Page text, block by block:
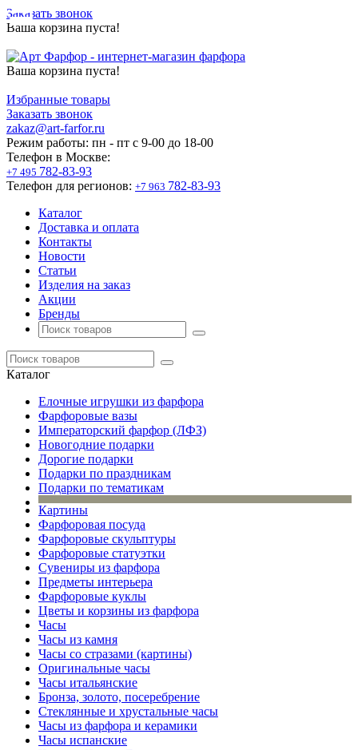
Заказать звонок
Ваша корзина пуста!
Ваша корзина пуста!
Избранные товары
Заказать звонок
zakaz@art-farfor.ru
Режим работы: пн - пт c 9-00 до 18-00
Телефон в Москве:
+7 495 782-83-93
Телефон для регионов: +7 963 782-83-93
Каталог
Доставка и оплата
Контакты
Новости
Статьи
Изделия на заказ
Акции
Бренды
Каталог
Елочные игрушки из фарфора
Фарфоровые вазы
Императорский фарфор (ЛФЗ)
Новогодние подарки
Дорогие подарки
Подарки по праздникам
Подарки по тематикам
Картины
Фарфоровая посуда
Фарфоровые скульптуры
Фарфоровые статуэтки
Сувениры из фарфора
Предметы интерьера
Фарфоровые куклы
Цветы и корзины из фарфора
Часы
Часы из камня
Часы со стразами (картины)
Оригинальные часы
Часы итальянские
Бронза, золото, посеребрение
Стеклянные и хрустальные часы
Часы из фарфора и керамики
Часы испанские